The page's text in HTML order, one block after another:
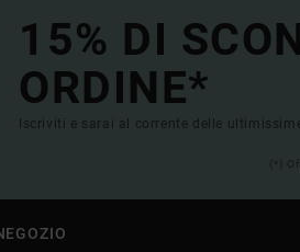
15% DI
ORDINE*
Iscriviti e sarai al corrente delle
(*)